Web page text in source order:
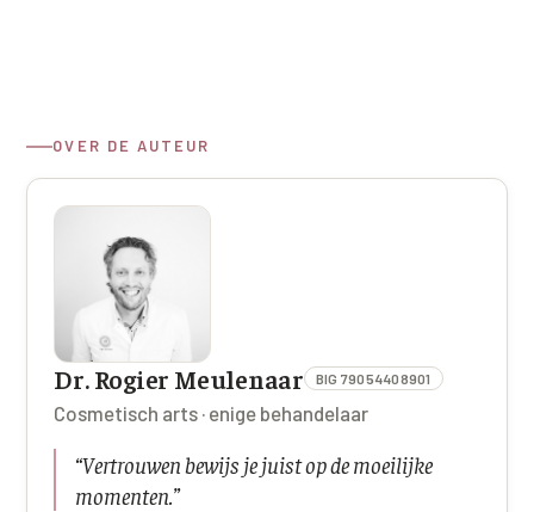
OVER DE AUTEUR
Dr. Rogier Meulenaar BIG 79054408901
Cosmetisch arts · enige behandelaar
“Vertrouwen bewijs je juist op de moeilijke
momenten.”